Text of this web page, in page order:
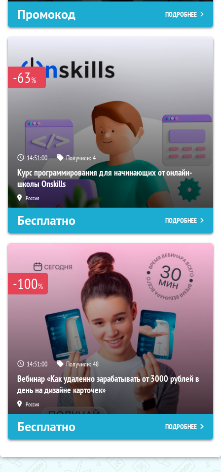
Промокод ПОДРОБНЕЕ
-63%
14:50:59 Получили:4
Курс программирования для начинающих от онлайн-
школы Onskills
Россия
Бесплатно ПОДРОБНЕЕ
-100%
14:50:59 Получили:48
Вебинар «Как удаленно зарабатывать от 3000 рублей в
день на дизайне карточек»
Россия
Бесплатно ПОДРОБНЕЕ